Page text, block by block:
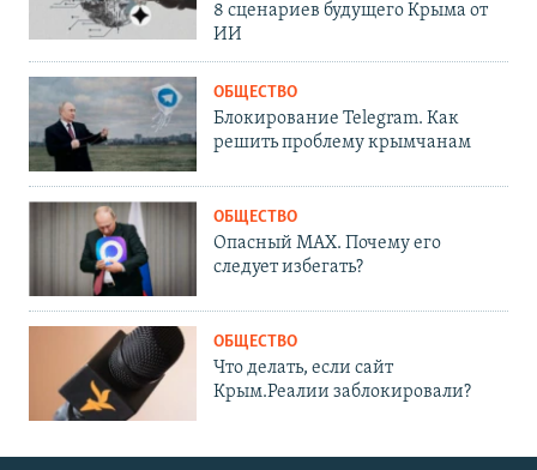
8 сценариев будущего Крыма от
ИИ
ОБЩЕСТВО
Блокирование Telegram. Как
решить проблему крымчанам
ОБЩЕСТВО
Опасный MAX. Почему его
следует избегать?
ОБЩЕСТВО
Что делать, если сайт
Крым.Реалии заблокировали?